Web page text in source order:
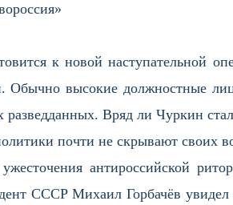
к новой наступательной
высокие должностные
разведданных. Вряд ли Чуркин
почти не скрывают своих
антироссийской
СССР Михаил Горбачёв